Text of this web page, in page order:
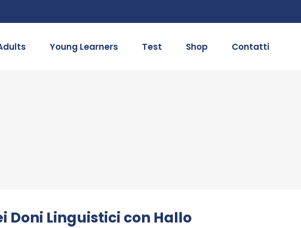
Young Learners Test Shop Contatti
Doni Linguistici con Hallo